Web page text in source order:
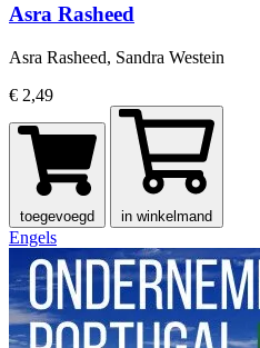
Asra Rasheed
Asra Rasheed, Sandra Westein
€ 2,49
toegevoegd in winkelmand
Engels